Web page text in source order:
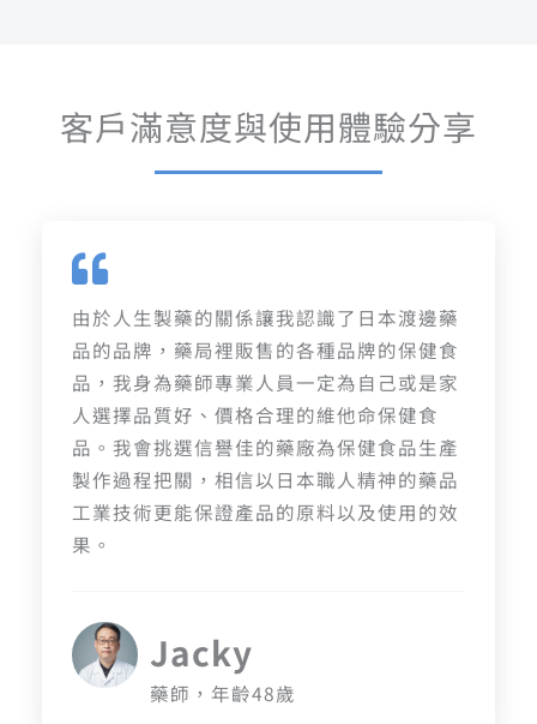
客戶滿意度與使用體驗分享
由於人生製藥的關係讓我認識了日本渡邊藥
品的品牌，藥局裡販售的各種品牌的保健食
品，我身為藥師專業人員一定為自己或是家
人選擇品質好、價格合理的維他命保健食
品。我會挑選信譽佳的藥廠為保健食品生產
製作過程把關，相信以日本職人精神的藥品
工業技術更能保證產品的原料以及使用的效
果。
Jacky
藥師，年齡48歲